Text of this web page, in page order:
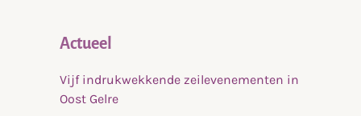
Actueel
Vijf indrukwekkende zeilevenementen in
Oost Gelre